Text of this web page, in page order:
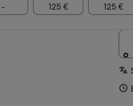
- 125 € 125 €